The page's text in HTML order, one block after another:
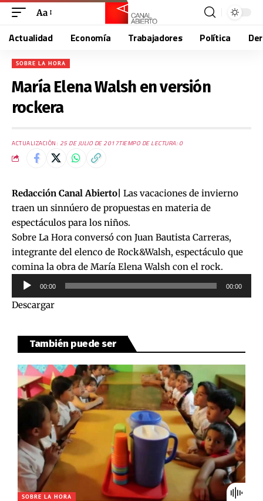
Aa
Actualidad Economía Trabajadores Política
SOBRE LA HORA
María Elena Walsh en versión
rockera
ACTUALIZACIÓN: 25 DE JULIO DE 2017TIEMPO DE LECTURA: 0
Redacción Canal Abierto| Las vacaciones de invierno
traen un sinnúero de propuestas en materia de
espectáculos para los niños.
Sobre La Hora conversó con Juan Bautista Carreras,
integrante del elenco de Rock&Walsh, espectáculo que
comina la obra de María Elena Walsh con el rock.
Reproductor
de
audio
00:00 00:00
Descargar
También puede ser
SOBRE LA HORA